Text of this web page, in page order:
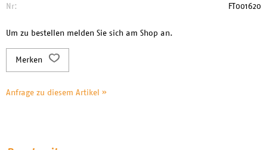
Nr: FT001620
Um zu bestellen melden Sie sich am Shop an.
Merken
Anfrage zu diesem Artikel »